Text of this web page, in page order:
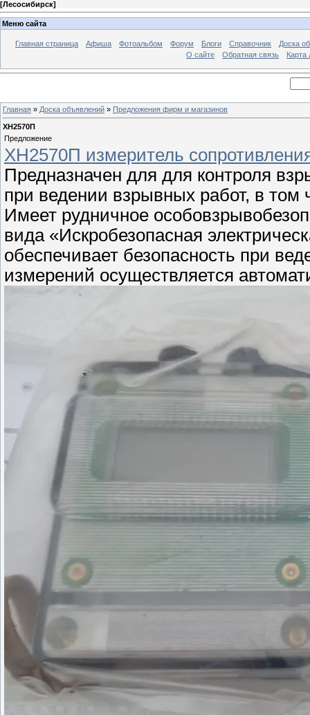
[Лесосибирск]
Меню сайта
Главная страница Афиша Фотоальбом Форум Блоги Справочник
Доска
О сайте
Обратная связь Карта
Главная » Доска объявлений » Предложения фирм и магазинов
ХН2570П
Предложение
ХН2570П измеритель
Предназначен для для контроля
при ведении взрывных работ, в том
Имеет рудничное
вида «Искробезопасная
обеспечивает безопасность при
измерений осуществляется